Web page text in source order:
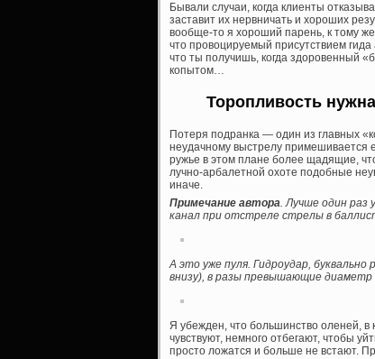
Бывали случаи, когда клиенты
заставит их нервничать и хороших
вообще-то я хороший парень, к тому же
что провоцируемый присутствием
что ты получишь, когда здоровенный
копытом…
Торопливость
Потеря подранка — один из главных
неудачному выстрелу
ружье в этом плане более щадящие,
лучно-арбалетной охоте подобные
иначе.
Примечание автора. Лучше один раз
канал при отстреле стрелы в
А это уже пуля. Гидроудар,
внизу), в разы превышающие диаметр
Я убежден, что большинство оленей, в
чувствуют, немного отбегают, чтобы
просто ложатся и больше не встают.